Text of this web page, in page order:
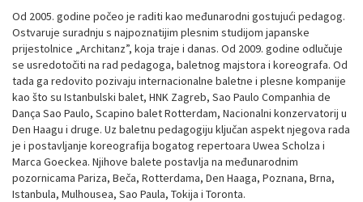
Od 2005. godine počeo je raditi kao međunarodni gostujući pedagog.
Ostvaruje suradnju s najpoznatijim plesnim studijom japanske
prijestolnice „Architanz”, koja traje i danas. Od 2009. godine odlučuje
se usredotočiti na rad pedagoga, baletnog majstora i koreografa. Od
tada ga redovito pozivaju internacionalne baletne i plesne kompanije
kao što su Istanbulski balet, HNK Zagreb, Sao Paulo Companhia de
Dança Sao Paulo, Scapino balet Rotterdam, Nacionalni konzervatorij u
Den Haagu i druge. Uz baletnu pedagogiju ključan aspekt njegova rada
je i postavljanje koreografija bogatog repertoara Uwea Scholza i
Marca Goeckea. Njihove balete postavlja na međunarodnim
pozornicama Pariza, Beča, Rotterdama, Den Haaga, Poznana, Brna,
Istanbula, Mulhousea, Sao Paula, Tokija i Toronta.